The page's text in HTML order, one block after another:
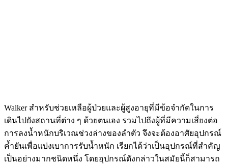
Walker สำหรับช่วยเหลือผู้ป่วยและผู้สูงอายุที่มีข้อจำกัดในการ
เดินไปยังสถานที่ต่าง ๆ ด้วยตนเอง รวมไปถึงผู้ที่มีความเสี่ยงต่อ
การลงน้ำหนักบริเวณช่วงล่างของลำตัว จึงจะต้องอาศัยอุปกรณ์
ค้ำยันเพื่อแบ่งเบาการรับน้ำหนัก เรียกได้ว่าเป็นอุปกรณ์ที่สำคัญ
เป็นอย่างมากชนิดหนึ่ง โดยอุปกรณ์ดังกล่าวในสมัยนี้ก็สามารถ